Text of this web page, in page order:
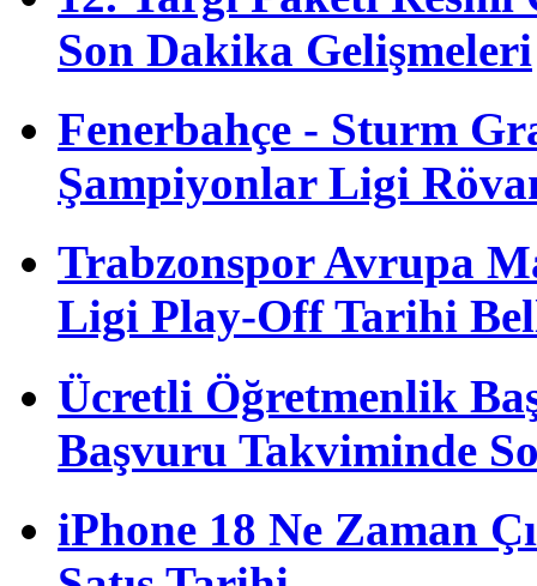
Son Dakika Gelişmeleri
Fenerbahçe - Sturm
Şampiyonlar Ligi
Trabzonspor Avrupa
Ligi Play-Off Tarihi
Ücretli Öğretmenlik
Başvuru Takviminde
iPhone 18 Ne Zaman